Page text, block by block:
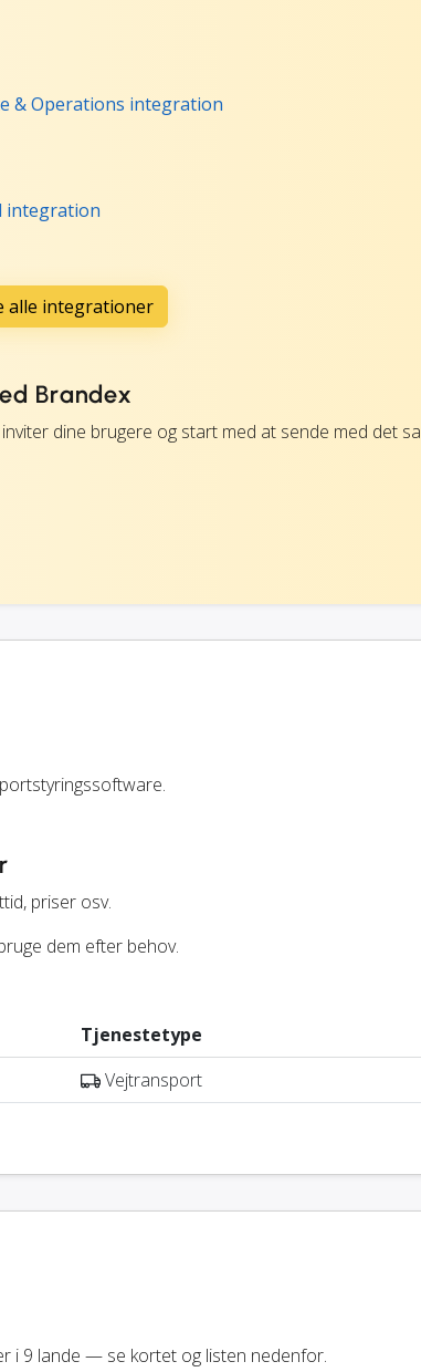
& Operations integration
integration
alle integrationer
Brandex
dine brugere og start med at sende med det
priser osv.
dem efter behov.
Tjenestetype
Vejtransport
i 9 lande — se kortet og listen nedenfor.